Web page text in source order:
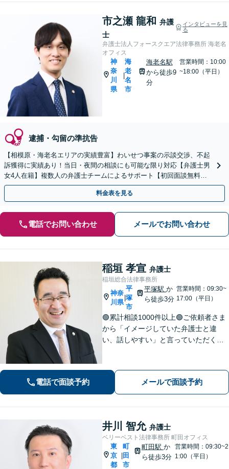
市之瀬 龍和 弁護
士
インタビューを見
る
弁護士法人フォースクエア法律事務所 海老名
オフィス
神
奈
川
県
|
海
老
名
市
海老名駅
から徒歩9
分
営業時間：10:00
~18:00（平日）
逮捕・勾留の準抗告
【相模原・海老名エリアの実績豊富】わいせつ事案の示談交渉、不起
訴獲得に実績あり！当日・夜間の相談にも可能な限り対応【弁護士男
女4人在籍】複数人の弁護士チームによるサポート【初回面談無料】
【完全個室で対応】
料金表を見る
電話でお問い合わせ メールでお問い合わせ
稲垣 孝宣 弁護士
稲垣総合法律事務所
神奈
川県
|
平
塚
市
平塚駅か
ら徒歩3分
営業時間：09:30~
17:00（平日）
🟢累計相談1000件以上🟢ご依頼者さま
から「イメージしていた弁護士と違
い、話しやすい」と言っていただくこ
ニケーションをいたします！【債務整
理のご相談は何度でも無料】【平塚駅3
分】
電話で面談予約 メールで面談予約
井川 智允 弁護士
ベリーベスト法律事務所 町田オフィス
東
京
都
町
田
市
町田駅 か
ら徒歩3分
営業時間：09:30~2
1:00（平日）